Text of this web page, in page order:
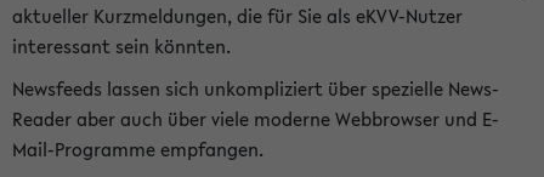
aktueller Kurzmeldungen, die für Sie als eKVV-Nutzer
interessant sein könnten.
Newsfeeds lassen sich unkompliziert über spezielle News-
Reader aber auch über viele moderne Webbrowser und E-
Mail-Programme empfangen.